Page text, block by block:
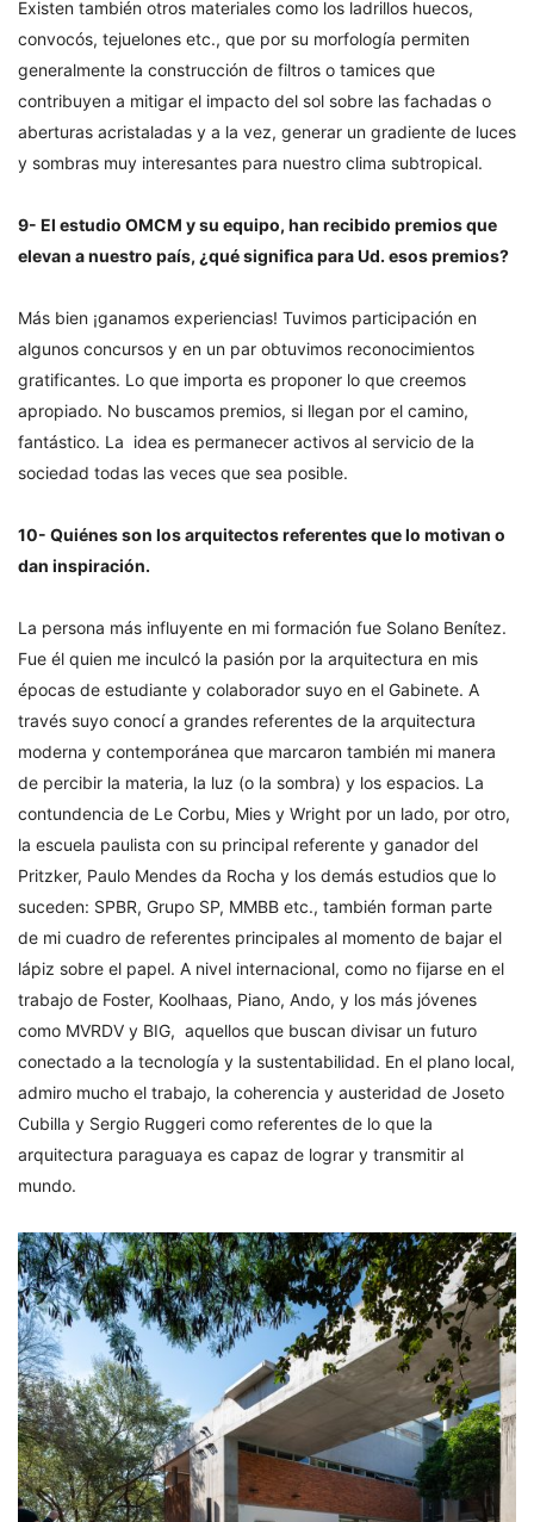
Existen también otros materiales como los ladrillos huecos,
convocós, tejuelones etc., que por su morfología permiten
generalmente la construcción de filtros o tamices que
contribuyen a mitigar el impacto del sol sobre las fachadas o
aberturas acristaladas y a la vez, generar un gradiente de luces
y sombras muy interesantes para nuestro clima subtropical.
9- El estudio OMCM y su equipo, han recibido premios que
elevan a nuestro país, ¿qué significa para Ud. esos premios?
Más bien ¡ganamos experiencias! Tuvimos participación en
algunos concursos y en un par obtuvimos reconocimientos
gratificantes. Lo que importa es proponer lo que creemos
apropiado. No buscamos premios, si llegan por el camino,
fantástico. La idea es permanecer activos al servicio de la
sociedad todas las veces que sea posible.
10- Quiénes son los arquitectos referentes que lo motivan o
dan inspiración.
La persona más influyente en mi formación fue Solano Benítez.
Fue él quien me inculcó la pasión por la arquitectura en mis
épocas de estudiante y colaborador suyo en el Gabinete. A
través suyo conocí a grandes referentes de la arquitectura
moderna y contemporánea que marcaron también mi manera
de percibir la materia, la luz (o la sombra) y los espacios. La
contundencia de Le Corbu, Mies y Wright por un lado, por otro,
la escuela paulista con su principal referente y ganador del
Pritzker, Paulo Mendes da Rocha y los demás estudios que lo
suceden: SPBR, Grupo SP, MMBB etc., también forman parte
de mi cuadro de referentes principales al momento de bajar el
lápiz sobre el papel. A nivel internacional, como no fijarse en el
trabajo de Foster, Koolhaas, Piano, Ando, y los más jóvenes
como MVRDV y BIG, aquellos que buscan divisar un futuro
conectado a la tecnología y la sustentabilidad. En el plano local,
admiro mucho el trabajo, la coherencia y austeridad de Joseto
Cubilla y Sergio Ruggeri como referentes de lo que la
arquitectura paraguaya es capaz de lograr y transmitir al
mundo.